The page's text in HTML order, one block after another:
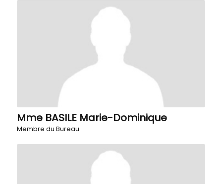
Mme BASILE Marie-Dominique
Membre du Bureau